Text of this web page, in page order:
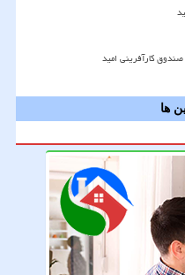
کارآفرینی امید
ها